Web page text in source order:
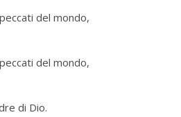
del mondo,
del mondo,
di Dio.